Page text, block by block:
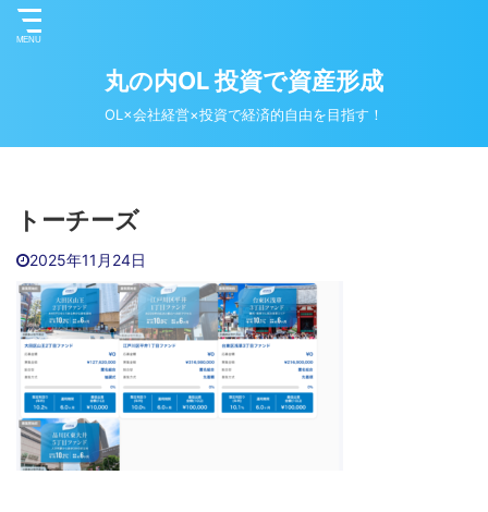
丸の内OL 投資で資産形成
OL×会社経営×投資で経済的自由を目指す！
トーチーズ
2025年11月24日